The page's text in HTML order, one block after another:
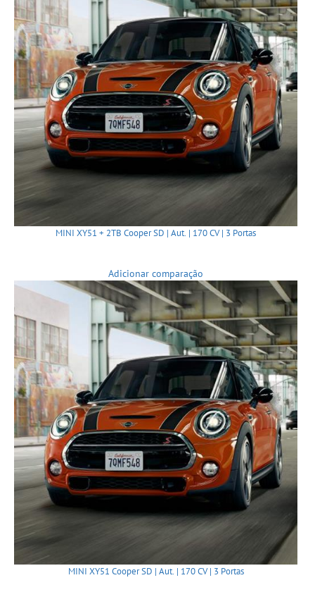
MINI XY51 + 2TB Cooper SD | Aut. | 170 CV | 3 Portas
Adicionar comparação
MINI XY51 Cooper SD | Aut. | 170 CV | 3 Portas